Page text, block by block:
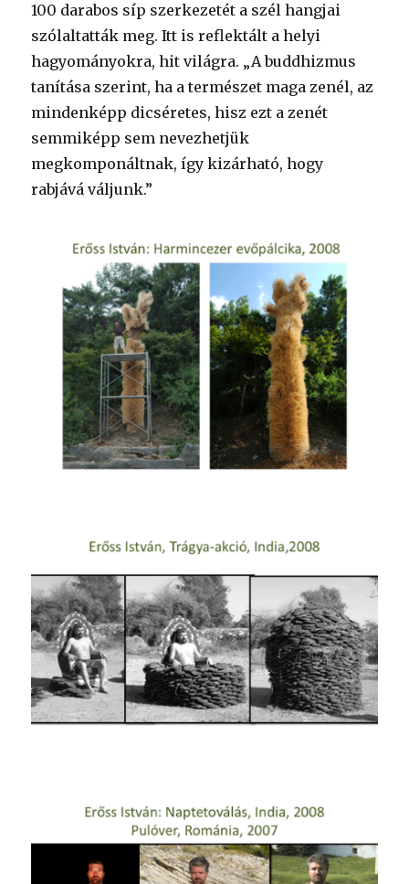
100 darabos síp szerkezetét a szél hangjai
szólaltatták meg. Itt is reflektált a helyi
hagyományokra, hit világra. „A buddhizmus
tanítása szerint, ha a természet maga zenél, az
mindenképp dicséretes, hisz ezt a zenét
semmiképp sem nevezhetjük
megkomponáltnak, így kizárható, hogy
rabjává váljunk.”